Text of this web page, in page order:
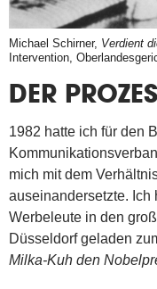
Michael Schirner, Verdient
Intervention,
DER
1982 hatte ich für den
mich mit dem
auseinandersetzte. Ich
Werbeleute in den
Düsseldorf geladen
Milka-Kuh den